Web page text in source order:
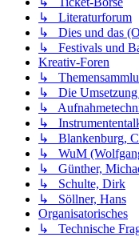
↳ Literaturforum
↳ Dies und das
↳ Festivals und
Kreativ-Foren
↳
↳ Die Umsetzung
↳
↳
↳ Blankenburg,
↳ WuM
↳ Günther,
↳ Schulte, Dirk
↳ Söllner, Hans
Organisatorisches
↳ Technische